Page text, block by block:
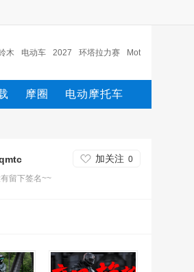
动车 2027 环塔拉力赛 Moto2 M
yamaha 摩托
摩圈 电动摩托车
加关注 0
留下签名~~